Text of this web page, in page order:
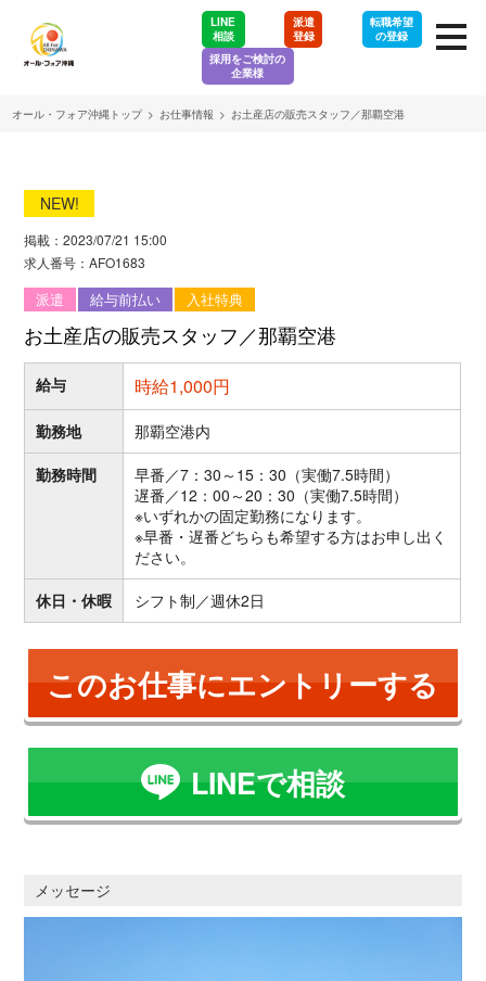
LINE
相談
派遣
登録
転職希望
の登録
採用をご検討の
企業様
オール・フォア沖縄トップ > お仕事情報 > お土産店の販売スタッフ／那覇空港
NEW!
掲載：2023/07/21 15:00
求人番号：AFO1683
派遣 給与前払い 入社特典
お土産店の販売スタッフ／那覇空港
給与 時給1,000円
勤務地
那覇空港内
勤務時間
早番／7：30～15：30（実働7.5時間）
遅番／12：00～20：30（実働7.5時間）
※いずれかの固定勤務になります。
※早番・遅番どちらも希望する方はお申し出く
ださい。
休日・休暇
シフト制／週休2日
このお仕事にエントリーする
LINEで相談
メッセージ